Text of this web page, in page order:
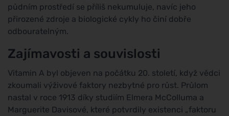
půdním prostředí se příliš nekumuluje, navíc jeho
přirozené zdroje a biologické cykly ho činí dobře
odbouratelným.
Zajímavosti a souvislosti
Vitamin A byl objeven na počátku 20. století, když vědci
zkoumali výživové faktory nezbytné pro růst. Průlom
nastal v roce 1913 díky studiím Elmera McColluma a
Marguerite Davisové, které potvrdily existenci „faktoru